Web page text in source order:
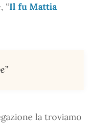
“Il fu Mattia
la troviamo